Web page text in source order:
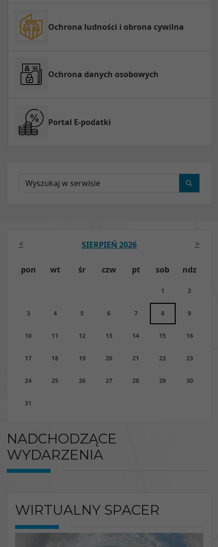
Ochrona ludności i obrona cywilna
Ochrona danych osobowych
Portal E-podatki
Wyszukaj
SIERPIEŃ 2026
pon wt śr czw pt sob ndz
1 2
3 4 5 6 7 8 9
10 11 12 13 14 15 16
17 18 19 20 21 22 23
24 25 26 27 28 29 30
31
< >
NADCHODZĄCE
WYDARZENIA
WIRTUALNY SPACER